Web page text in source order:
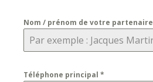
Nom / prénom de votre partenaire
Téléphone principal *